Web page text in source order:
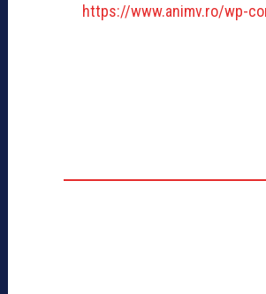
https://www.animv.ro/wp-